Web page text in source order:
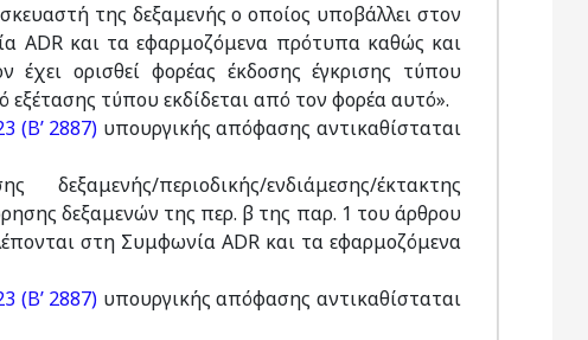
της δεξαμενής ο οποίος υποβάλλει στον
ADR και τα εφαρμοζόμενα πρότυπα καθώς και
έχει ορισθεί φορέας έκδοσης έγκρισης τύπου
τύπου εκδίδεται από τον φορέα αυτό».
(Β’ 2887) υπουργικής απόφασης αντικαθίσταται
περιοδικής/ενδιάμεσης/έκτακτης
δεξαμενών της περ. β της παρ. 1 του άρθρου
στη Συμφωνία ADR και τα εφαρμοζόμενα
(Β’ 2887) υπουργικής απόφασης αντικαθίσταται